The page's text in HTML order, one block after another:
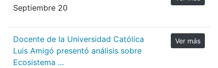
Septiembre 20
Docente de la Universidad Católica
Luis Amigó presentó análisis sobre
Ecosistema ...
Ver más